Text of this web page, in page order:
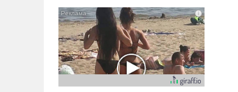
уязвимости США, например, перед
Китаем.